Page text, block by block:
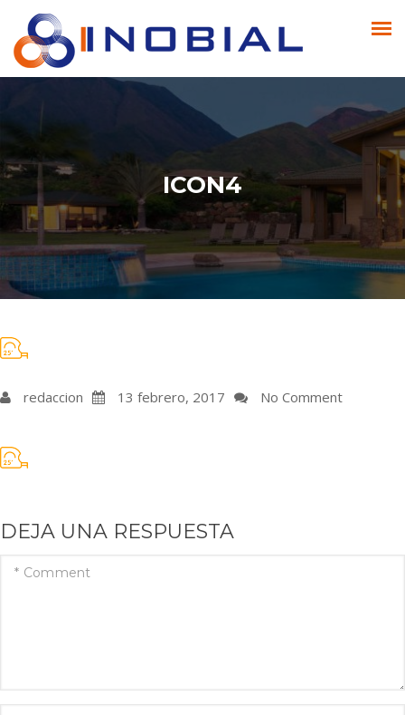
ICON4
redaccion 13 febrero, 2017 No Comment
DEJA UNA RESPUESTA